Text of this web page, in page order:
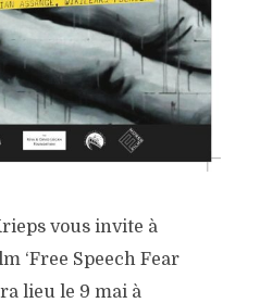
vous invite à
‘Free Speech Fear
lieu le 9 mai à